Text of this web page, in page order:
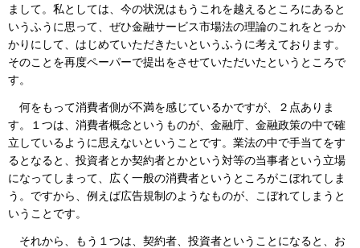
まして。私としては、今の状況はもうこれを越えるところにあると
いうふうに思って、ぜひ金融サービス市場法の理論のこれをとっか
かりにして、はじめていただきたいというふうに考えております。
そのことを再度ペーパーで提出をさせていただいたというところで
す。
何をもって消費者側が不満を感じているかですが、２点ありま
す。１つは、消費者概念というものが、金融庁、金融政策の中で確
立しているように思えないということです。業法の中で手当てをす
るとなると、投資者とか契約者とかという対等の当事者という立場
になってしまって、広く一般の消費者というところがこぼれてしま
う。ですから、例えば広告規制のようなものが、こぼれてしまうと
いうことです。
それから、もう１つは、契約者、投資者ということになると、お